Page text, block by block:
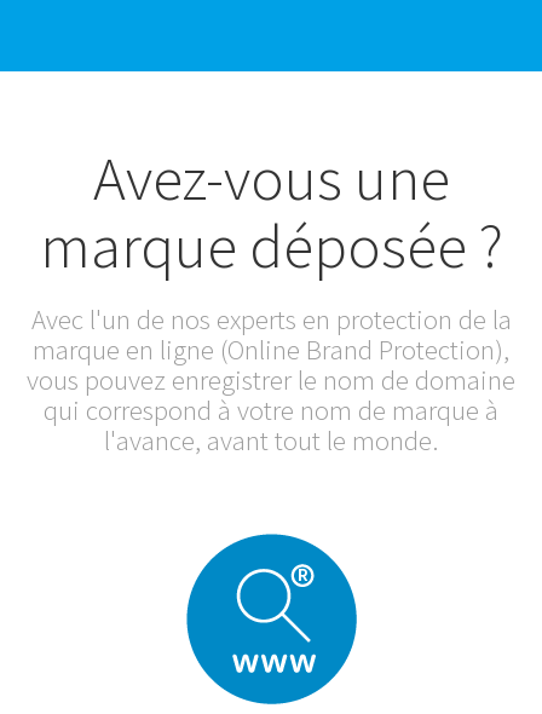
Avez-vous une
marque déposée ?
Avec l'un de nos experts en protection de la
marque en ligne (Online Brand Protection),
vous pouvez enregistrer le nom de domaine
qui correspond à votre nom de marque à
l'avance, avant tout le monde.